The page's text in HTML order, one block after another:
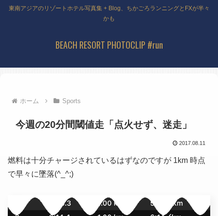
東南アジアのリゾートホテル写真集 + Blog、ちかごろランニングとFXが半々
かも
BEACH RESORT PHOTOCLIP #run
ホーム Sports
今週の20分間閾値走「点火せず、迷走」
2017.08.11
燃料は十分チャージされているはずなのですが 1km 時点
で早々に墜落(^_^;)